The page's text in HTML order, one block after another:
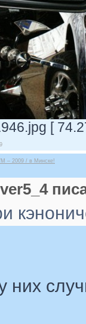
[
– 2009 / в Минске!
них